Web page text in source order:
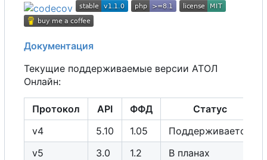
Документация
Текущие поддерживаемые версии АТОЛ
Онлайн:
Протокол API ФФД
Статус
v4
5.10 1.05
Поддерживается
v5
3.0 1.2 В планах